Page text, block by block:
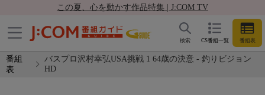
この夏、心を動かす作品特集 | J:COM TV
CS番組一覧 番組表
検索
番組
表
バスプロ沢村幸弘USA挑戦 1 64歳の決意 - 釣りビジョン
HD